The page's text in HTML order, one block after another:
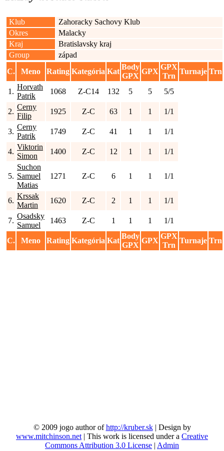
Klub
Zahoracky Sachovy Klub
Okres
Malacky
Kraj
Bratislavsky kraj
Group
západ
C.
Meno Rating Kategória Kat
Body
GPX
GPX
GPX
Trn
Turnaje Trn
1.
Horvath
Patrik
1068 Z-C14 132 5 5 5/5
2.
Cerny
Filip
1925 Z-C 63 1 1 1/1
3.
Cerny
Patrik
1749 Z-C 41 1 1 1/1
4.
Viktorin
Simon
1400 Z-C 12 1 1 1/1
5.
Suchon
Samuel
Matias
1271 Z-C 6 1 1 1/1
6.
Krssak
Martin
1620 Z-C 2 1 1 1/1
7.
Osadsky
Samuel
1463 Z-C 1 1 1 1/1
C. Meno Rating Kategória Kat
Body
GPX
GPX
GPX
Trn
Turnaje Trn
© 2009 jogo author ofhttp://kruber.sk| Design by
www.mitchinson.net | This work is licensed under a Creative
Commons Attribution 3.0 License | Admin